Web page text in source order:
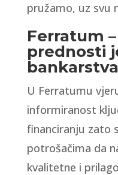
pružamo, uz svu
Ferratum
prednosti
bankarstva
U Ferratumu
informiranost
financiranju zato
potrošačima da
kvalitetne i